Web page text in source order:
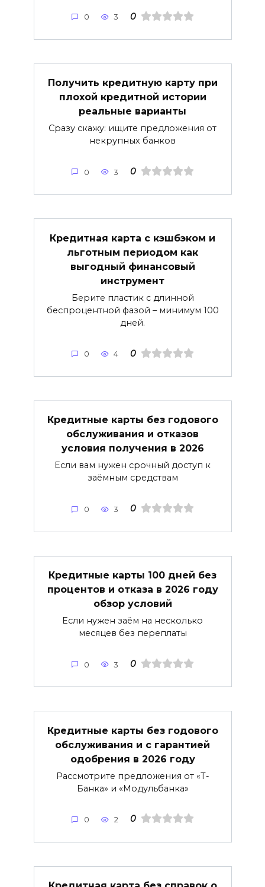
0 3 0
Получить кредитную карту при
плохой кредитной истории
реальные варианты
Сразу скажу: ищите предложения от
некрупных банков
0 3 0
Кредитная карта с кэшбэком и
льготным периодом как
выгодный финансовый
инструмент
Берите пластик с длинной
беспроцентной фазой – минимум 100
дней.
0 4 0
Кредитные карты без годового
обслуживания и отказов
условия получения в 2026
Если вам нужен срочный доступ к
заёмным средствам
0 3 0
Кредитные карты 100 дней без
процентов и отказа в 2026 году
обзор условий
Если нужен заём на несколько
месяцев без переплаты
0 3 0
Кредитные карты без годового
обслуживания и с гарантией
одобрения в 2026 году
Рассмотрите предложения от «Т-
Банка» и «Модульбанка»
0 2 0